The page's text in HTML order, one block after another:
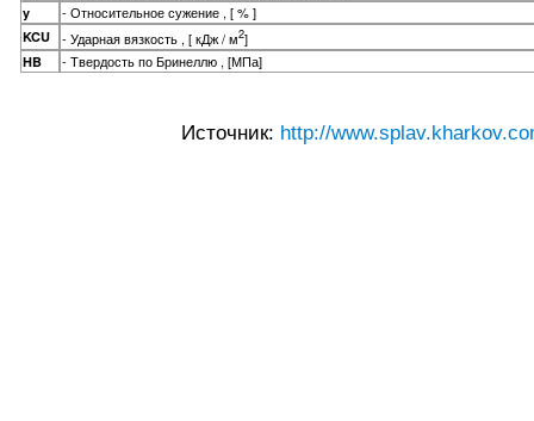
y - Относительное сужение , [ % ]
KCU - Ударная вязкость , [ кДж / м2]
HB - Твердость по Бринеллю , [МПа]
Источник: http://